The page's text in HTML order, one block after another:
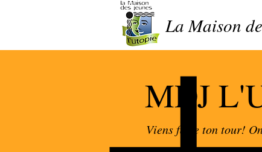
La Maison
MDJ
Viens faire ton tour!